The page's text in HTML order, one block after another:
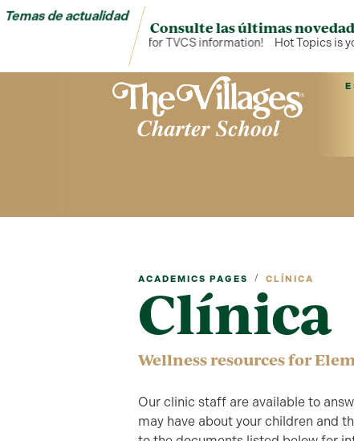
Temas de actualidad
Consulte las últimas
Hot Topics is your hub for TVCS information! Hot Topics is
ACADEMICS PAGES / CLÍNICA
Clínica
Wellness resources for
Our clinic staff are available to
may have about your children and